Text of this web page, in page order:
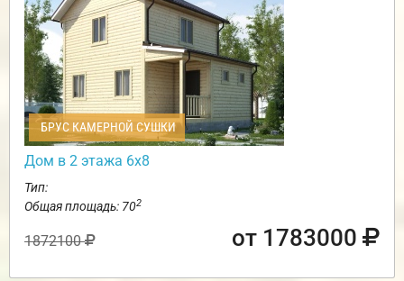
БРУС КАМЕРНОЙ СУШКИ
Дом в 2 этажа 6х8
Тип:
Общая площадь: 702
1872100 от 1783000